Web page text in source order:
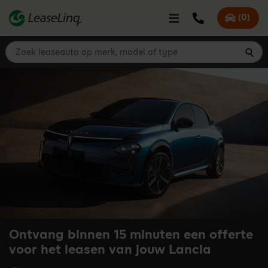
Bel LeaseLinq
Mijn
(0)
Zoek leaseauto op merk, model of type
Ontvang binnen 15 minuten een offerte
voor het leasen van jouw Lancia